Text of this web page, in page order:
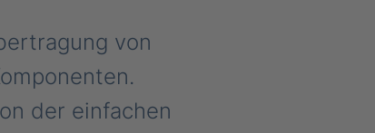
von
der einfachen